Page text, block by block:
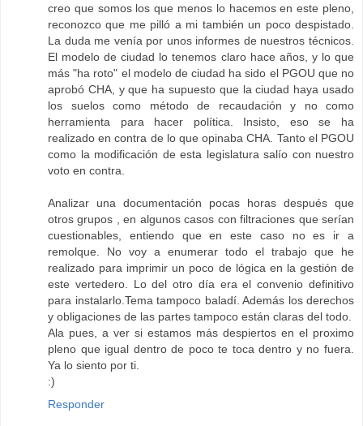
creo que somos los que menos lo hacemos en este pleno,
reconozco que me pilló a mi también un poco despistado.
La duda me venía por unos informes de nuestros técnicos.
El modelo de ciudad lo tenemos claro hace años, y lo que
más "ha roto" el modelo de ciudad ha sido el PGOU que no
aprobó CHA, y que ha supuesto que la ciudad haya usado
los suelos como método de recaudación y no como
herramienta para hacer política. Insisto, eso se ha
realizado en contra de lo que opinaba CHA. Tanto el PGOU
como la modificación de esta legislatura salío con nuestro
voto en contra.
Analizar una documentación pocas horas después que
otros grupos , en algunos casos con filtraciones que serían
cuestionables, entiendo que en este caso no es ir a
remolque. No voy a enumerar todo el trabajo que he
realizado para imprimir un poco de lógica en la gestión de
este vertedero. Lo del otro día era el convenio definitivo
para instalarlo.Tema tampoco baladí. Además los derechos
y obligaciones de las partes tampoco están claras del todo.
Ala pues, a ver si estamos más despiertos en el proximo
pleno que igual dentro de poco te toca dentro y no fuera.
Ya lo siento por ti.
:)
Responder